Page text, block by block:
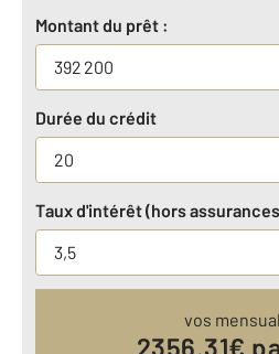
Montant du prêt :
Durée du crédit
Taux d'intérêt (hors
vos
2356.31€